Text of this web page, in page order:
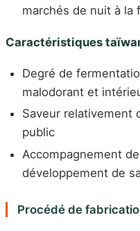
marchés de nuit à la
Caractéristiques
Degré de
malodorant et
Saveur relativement
public
Accompagnement
développement de
Procédé de